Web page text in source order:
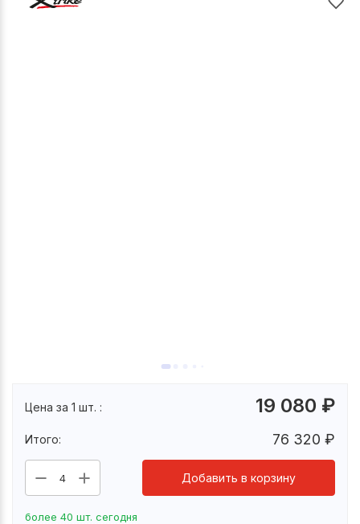
Цена за 1 шт. : 19 080 ₽
Итого: 76 320 ₽
4 Добавить в корзину
более 40 шт. сегодня